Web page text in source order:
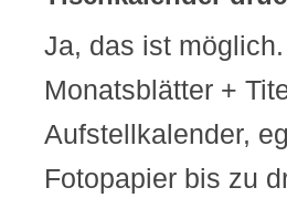
Ja, das ist
Monatsblätter +
Aufstellkalender,
Fotopapier bis zu